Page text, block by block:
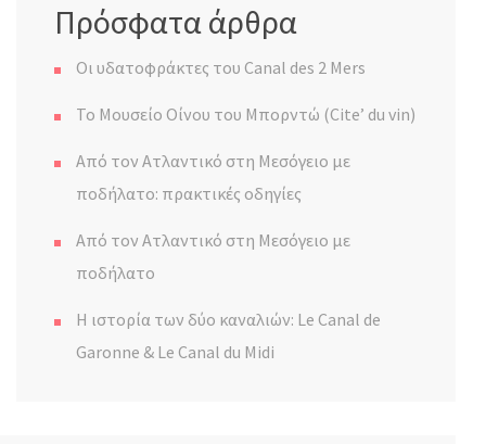
Πρόσφατα άρθρα
Οι υδατοφράκτες του Canal des 2 Mers
Το Μουσείο Οίνου του Μπορντώ (Cite’ du vin)
Από τον Ατλαντικό στη Μεσόγειο με
ποδήλατο: πρακτικές οδηγίες
Από τον Ατλαντικό στη Μεσόγειο με
ποδήλατο
Η ιστορία των δύο καναλιών: Le Canal de
Garonne & Le Canal du Midi